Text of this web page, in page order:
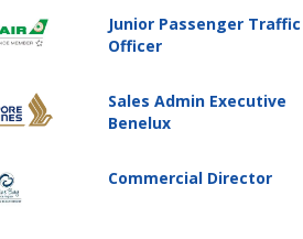
Junior Passenger Traffic
Officer
Sales Admin Executive
Benelux
Commercial Director